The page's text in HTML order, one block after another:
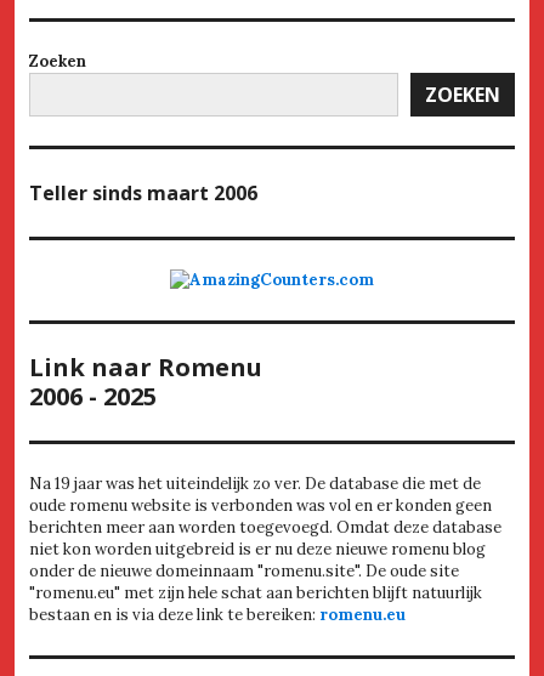
Zoeken
ZOEKEN
Teller sinds maart 2006
Link naar Romenu
2006 - 2025
Na 19 jaar was het uiteindelijk zo ver. De database die met de
oude romenu website is verbonden was vol en er konden geen
berichten meer aan worden toegevoegd. Omdat deze database
niet kon worden uitgebreid is er nu deze nieuwe romenu blog
onder de nieuwe domeinnaam "romenu.site". De oude site
"romenu.eu" met zijn hele schat aan berichten blijft natuurlijk
bestaan en is via deze link te bereiken: romenu.eu